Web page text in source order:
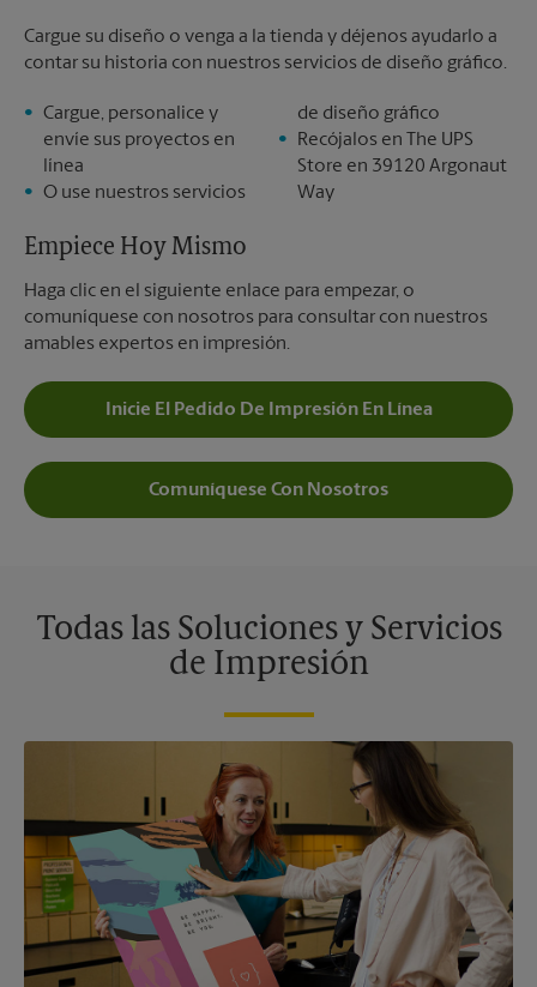
Cargue su diseño o venga a la tienda y déjenos ayudarlo a
contar su historia con nuestros servicios de diseño gráfico.
Cargue, personalice y
envíe sus proyectos en
línea
O use nuestros servicios
de diseño gráfico
Recójalos en The UPS
Store en 39120 Argonaut
Way
Empiece Hoy Mismo
Haga clic en el siguiente enlace para empezar, o
comuníquese con nosotros para consultar con nuestros
amables expertos en impresión.
Inicie El Pedido De Impresión En Línea
Comuníquese Con Nosotros
Todas las Soluciones y Servicios
de Impresión